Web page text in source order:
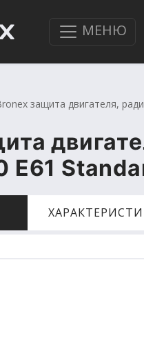
МЕНЮ
защита двигателя,
E61